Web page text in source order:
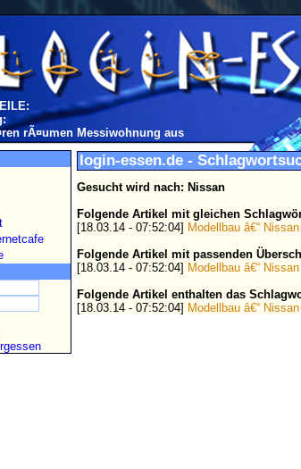
rÃ¤umen Messiwohnung aus
login-essen.de -
Gesucht wird nach: Nissan
Folgende Artikel mit gleichen
[18.03.14 - 07:52:04] Modellbau â€“
Folgende Artikel mit passenden
[18.03.14 - 07:52:04] Modellbau â€“
Folgende Artikel enthalten das
[18.03.14 - 07:52:04] Modellbau â€“